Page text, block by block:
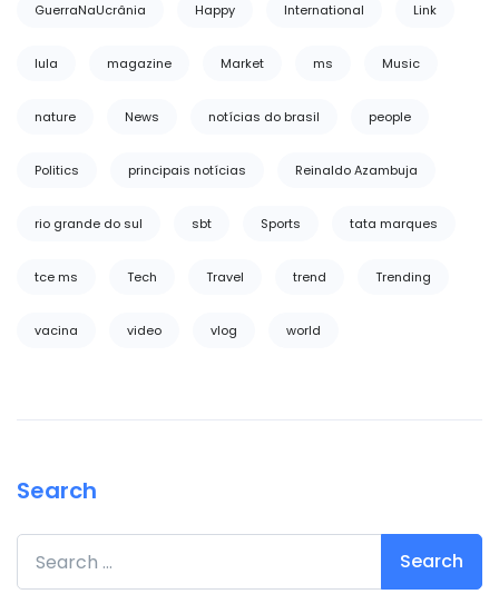
GuerraNaUcrânia Happy International Link
lula magazine Market ms Music
nature News notícias do brasil people
Politics principais notícias Reinaldo Azambuja
rio grande do sul sbt Sports tata marques
tce ms Tech Travel trend Trending
vacina video vlog world
Search
Search for: